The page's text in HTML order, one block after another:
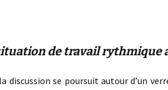
de travail rythmique
discussion se poursuit autour d’un